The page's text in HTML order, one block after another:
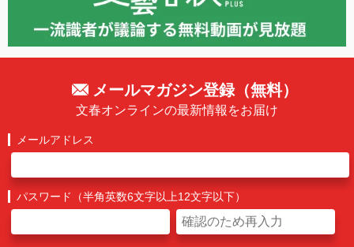
メールマガジン登録（無料）
文春オンラインの最新情報をお届け
メールアドレス
パスワード（半角英数6文字以上12文字以下）